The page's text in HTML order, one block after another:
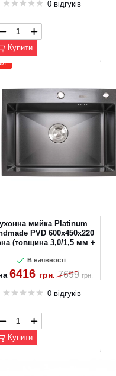
0 відгуків
Купити
мийка Platinum
PVD 600х450х220
(товщина 3,0/1,5 мм +
В наявності
6416 грн. 7699 грн.
0 відгуків
Купити